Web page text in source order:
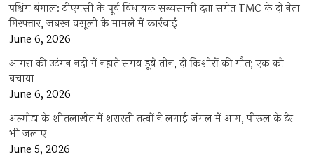
पश्चिम बंगाल: टीएमसी के पूर्व विधायक सब्यसाची दत्ता समेत TMC के दो नेता
गिरफ्तार, जबरन वसूली के मामले में कार्रवाई
June 6, 2026
आगरा की उटंगन नदी में नहाते समय डूबे तीन, दो किशोरों की मौत; एक को
बचाया
June 6, 2026
अल्मोड़ा के शीतलाखेत में शरारती तत्वों ने लगाई जंगल में आग, पीरूल के ढेर
भी जलाए
June 5, 2026